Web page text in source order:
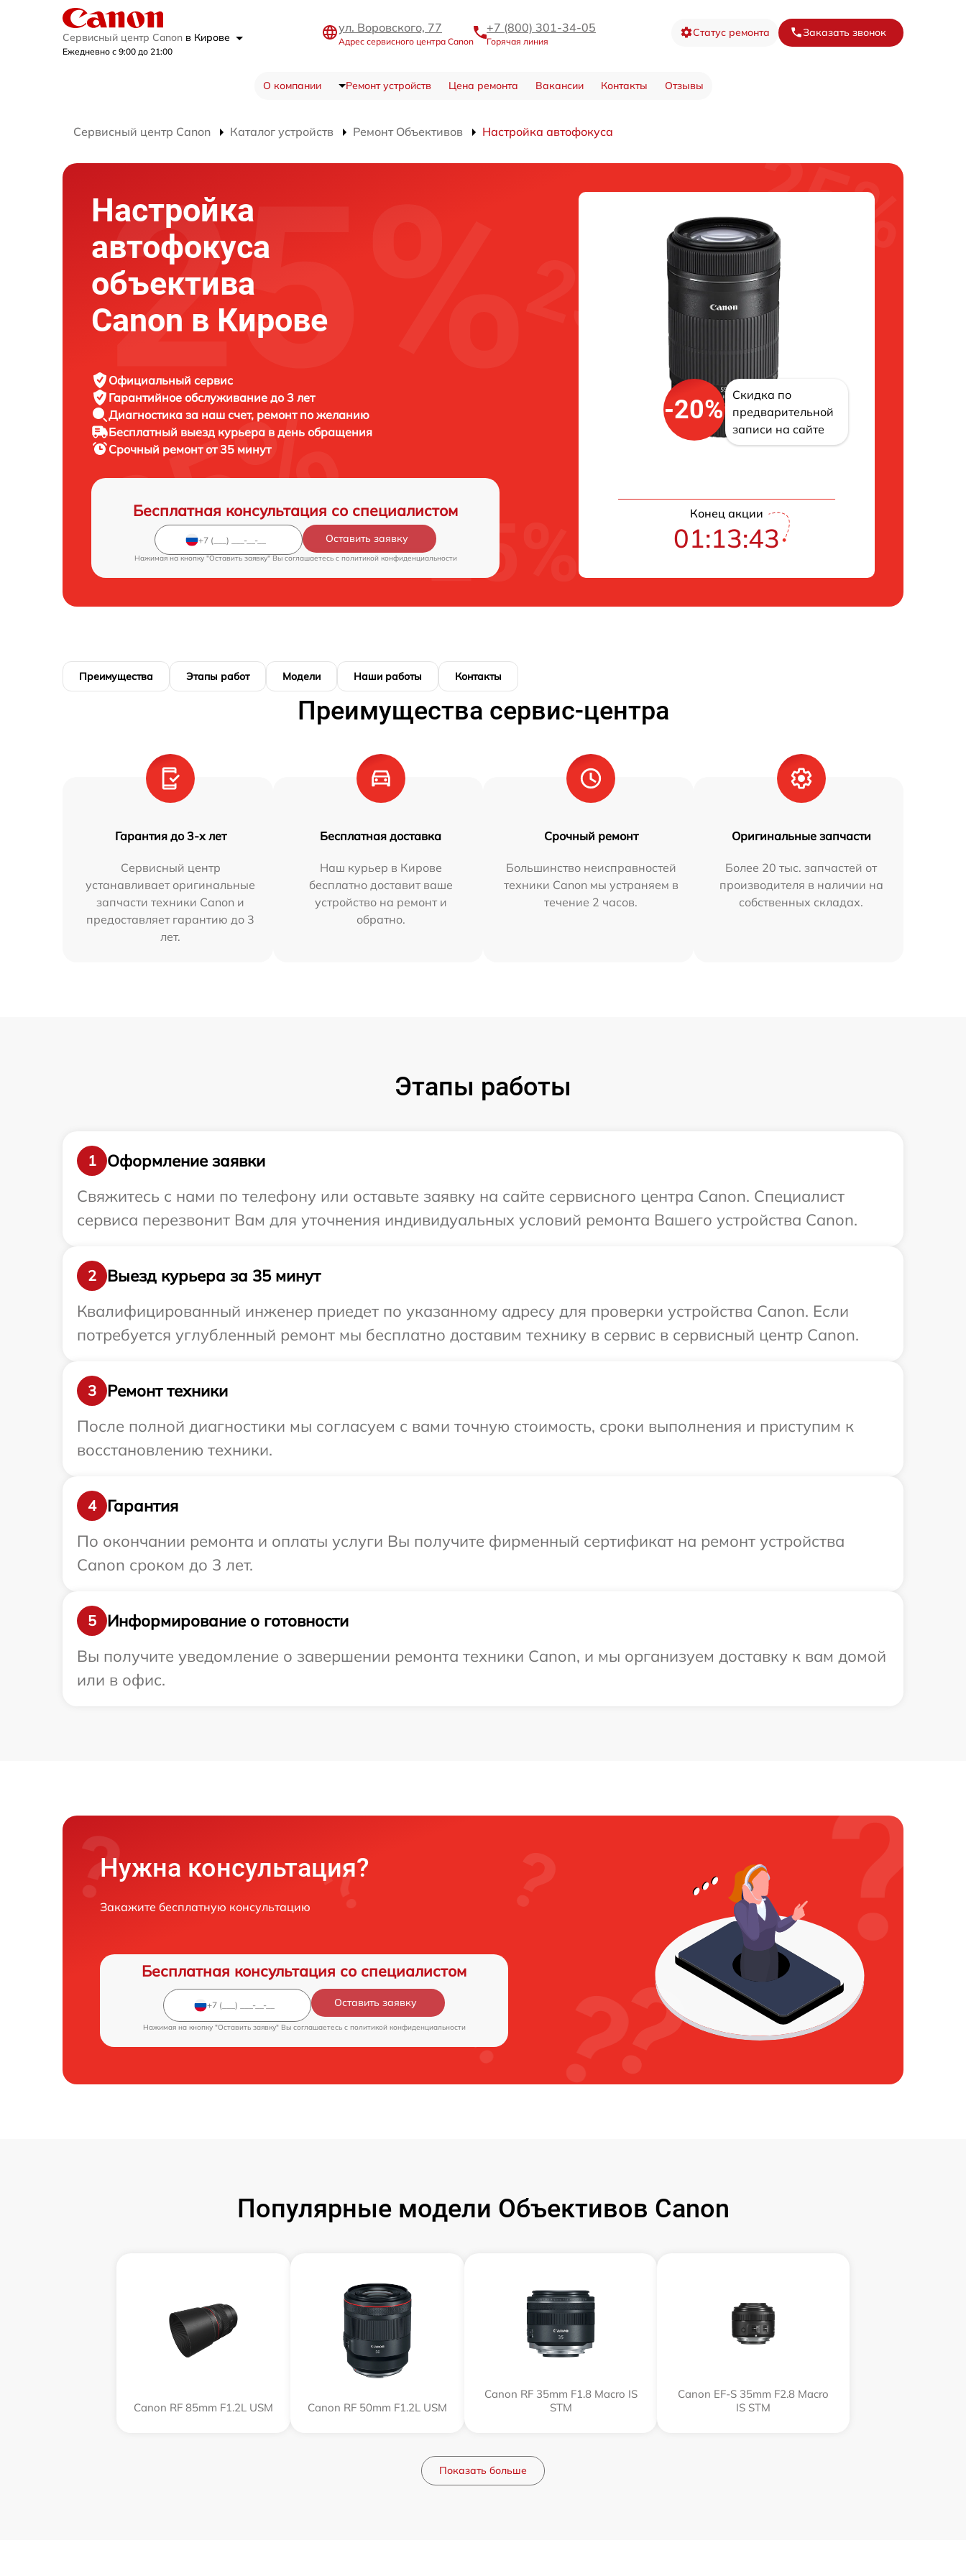
Сервисный центр Canon в Кирове
Ежедневно с 9:00 до 21:00
ул. Воровского, 77
Адрес сервисного центра Canon
+7 (800) 301-34-05
Горячая линия
Статус ремонта Заказать звонок
О компании Ремонт устройств Цена ремонта Вакансии Контакты Отзывы
Сервисный центр Canon Каталог устройств Ремонт Объективов Настройка автофокуса
Настройка
автофокуса
объектива
Canon в Кирове
Официальный сервис
Гарантийное обслуживание до 3 лет
Диагностика за наш счет, ремонт по желанию
Бесплатный выезд курьера в день обращения
Срочный ремонтот 35 минут
Бесплатная консультация со специалистом
Оставить заявку
Нажимая на кнопку "Оставить заявку" Вы соглашаетесь c политикой конфиденциальности
-20%
Скидка по
предварительной
записи на сайте
Конец акции
01:13:42
Преимущества Этапы работ Модели Наши работы Контакты
Преимущества сервис-центра
Гарантия до 3-х лет
Сервисный центр
устанавливает оригинальные
запчасти техники Canon и
предоставляет гарантию до 3
лет.
Бесплатная доставка
Наш курьер в Кирове
бесплатно доставит ваше
устройство на ремонт и
обратно.
Срочный ремонт
Большинство неисправностей
техники Canon мы устраняем в
течение 2 часов.
Оригинальные запчасти
Более 20 тыс. запчастей от
производителя в наличии на
собственных складах.
Этапы работы
1
Оформление заявки
Свяжитесь с нами по телефону или оставьте заявку на сайте сервисного центра Canon. Специалист
сервиса перезвонит Вам для уточнения индивидуальных условий ремонта Вашего устройства Canon.
2
Выезд курьера за 35 минут
Квалифицированный инженер приедет по указанному адресу для проверки устройства Canon. Если
потребуется углубленный ремонт мы бесплатно доставим технику в сервис в сервисный центр Canon.
3
Ремонт техники
После полной диагностики мы согласуем с вами точную стоимость, сроки выполнения и приступим к
восстановлению техники.
4
Гарантия
По окончании ремонта и оплаты услуги Вы получите фирменный сертификат на ремонт устройства
Canon сроком до 3 лет.
5
Информирование о готовности
Вы получите уведомление о завершении ремонта техники Canon, и мы организуем доставку к вам домой
или в офис.
Нужна консультация?
Закажите бесплатную консультацию
Бесплатная консультация со специалистом
Оставить заявку
Нажимая на кнопку "Оставить заявку" Вы соглашаетесь c политикой конфиденциальности
Популярные модели Объективов Canon
Canon RF 85mm F1.2L USM Canon RF 50mm F1.2L USM
Canon RF 35mm F1.8 Macro IS
STM
Canon EF-S 35mm F2.8 Macro
IS STM
Показать больше